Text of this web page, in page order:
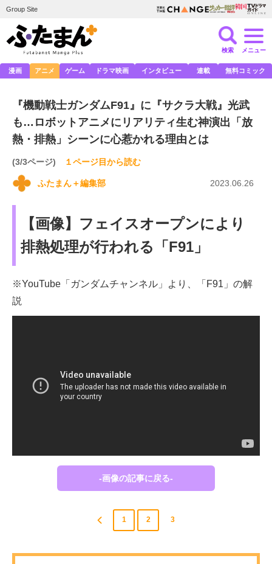
Group Site
検索 メニュー
漫画 アニメ ゲーム ドラマ映画 インタビュー 連載 無料コミック
『機動戦士ガンダムF91』に『サクラ大戦』光武
も…ロボットアニメにリアリティ生む神演出「放
熱・排熱」シーンに心惹かれる理由とは
(3/3ページ) １ページ目から読む
ふたまん＋編集部 2023.06.26
【画像】フェイスオープンにより
排熱処理が行われる「F91」
※YouTube「ガンダムチャンネル」より、「F91」の解
説
-画像の記事に戻る-
1 2 3